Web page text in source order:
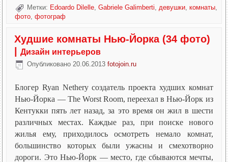
Метки: Edoardo Dilelle ,Gabriele Galimberti девушки ,комнаты
фото ,фотограф
Худшие комнаты Нью-Йорка (34 фото)
|Дизайн интерьеров
Опубликовано 20.06.2013 fotojoin.ru
Блогер Ryan Nethery создатель проекта худших комнат
Нью-Йорка — The Worst Room, переехал в Нью-Йорк из
Кентукки пять лет назад, за это время он жил в шести
различных местах. Каждые раз, при поиске нового
жилья ему, приходилось осмотреть немало комнат,
большинство которых были ужасны и смехотворно
дороги. Это Нью-Йорк — место, где сбываются мечты,